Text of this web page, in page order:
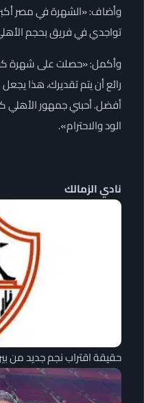
وأضاف: «الشهرة في مصر
تواجدي في فريق بحجم
وأكمل: «حصلت على شهرة
رائع أن يتم تقديرك، هذا
أفضل. أحبني جمهور الأهلي
الود والاحترام».
نادي الزمالك
حقيقة اقتراب نجم جديد من